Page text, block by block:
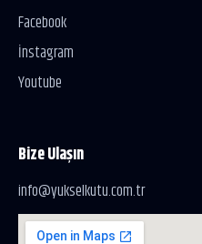
Facebook
İnstagram
Youtube
Bize Ulaşın
info@yukselkutu.com.tr